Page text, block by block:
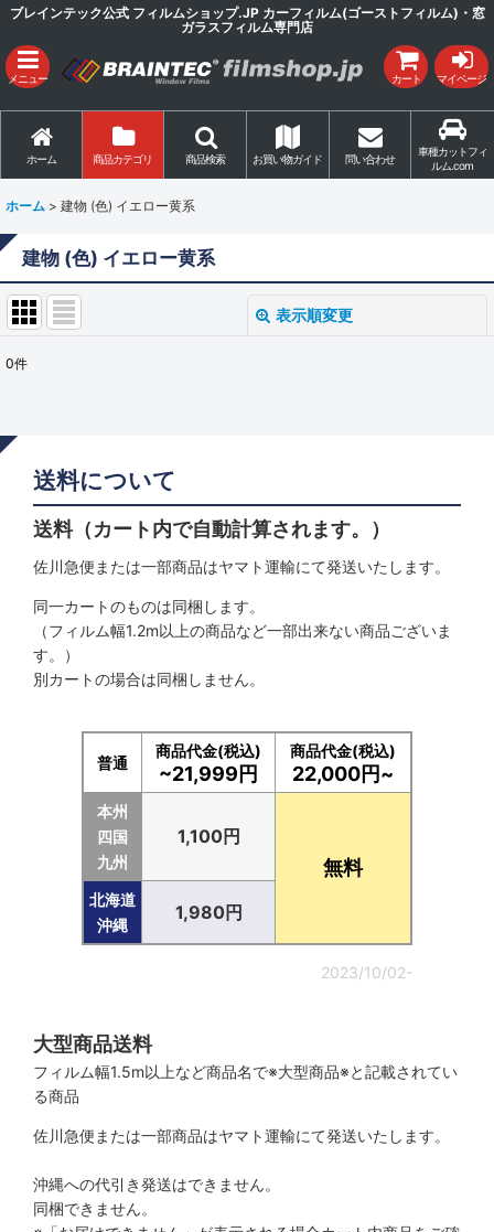
ブレインテック公式 フィルムショップ.JP カーフィルム(ゴーストフィルム)・窓
ガラスフィルム専門店
メニュー カート マイページ
ホーム 商品カテゴリ 商品検索 お買い物ガイド 問い合わせ
車種カットフィ
ルム.com
ホーム > 建物 (色) イエロー黄系
建物 (色) イエロー黄系
表示順変更
0件
送料について
送料（カート内で自動計算されます。）
佐川急便または一部商品はヤマト運輸にて発送いたします。
同一カートのものは同梱します。
（フィルム幅1.2m以上の商品など一部出来ない商品ございま
す。）
別カートの場合は同梱しません。
普通
商品代金(税込)
~21,999円
商品代金(税込)
22,000円~
本州
四国
九州
1,100円
無料
北海道
沖縄
1,980円
2023/10/02-
大型商品送料
フィルム幅1.5m以上など商品名で※大型商品※と記載されてい
る商品
佐川急便または一部商品はヤマト運輸にて発送いたします。
沖縄への代引き発送はできません。
同梱できません。